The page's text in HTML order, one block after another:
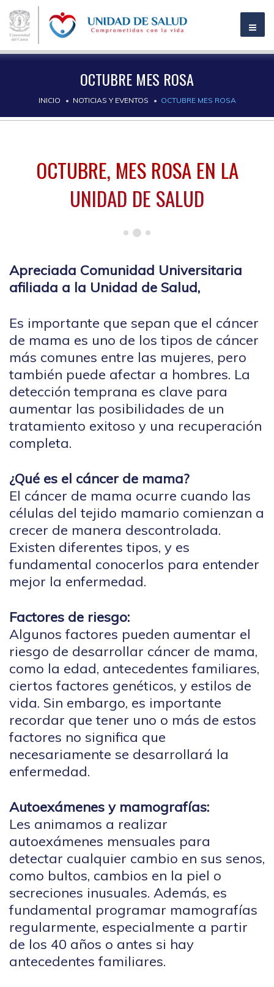
OCTUBRE MES ROSA
INICIO NOTICIAS Y EVENTOS OCTUBRE MES ROSA
OCTUBRE, MES ROSA EN LA
UNIDAD DE SALUD
Apreciada Comunidad Universitaria
afiliada a la Unidad de Salud,
Es importante que sepan que el cáncer
de mama es uno de los tipos de cáncer
más comunes entre las mujeres, pero
también puede afectar a hombres. La
detección temprana es clave para
aumentar las posibilidades de un
tratamiento exitoso y una recuperación
completa.
¿Qué es el cáncer de mama?
El cáncer de mama ocurre cuando las
células del tejido mamario comienzan a
crecer de manera descontrolada.
Existen diferentes tipos, y es
fundamental conocerlos para entender
mejor la enfermedad.
Factores de riesgo:
Algunos factores pueden aumentar el
riesgo de desarrollar cáncer de mama,
como la edad, antecedentes familiares,
ciertos factores genéticos, y estilos de
vida. Sin embargo, es importante
recordar que tener uno o más de estos
factores no significa que
necesariamente se desarrollará la
enfermedad.
Autoexámenes y mamografías:
Les animamos a realizar
autoexámenes mensuales para
detectar cualquier cambio en sus senos,
como bultos, cambios en la piel o
secreciones inusuales. Además, es
fundamental programar mamografías
regularmente, especialmente a partir
de los 40 años o antes si hay
antecedentes familiares.